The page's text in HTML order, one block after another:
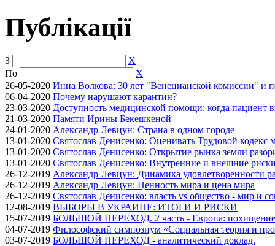
Публікації
З
X
По
X
26-05-2020 Инна Волкова: 30 лет "Венецианской комиссии" и
06-04-2020 Почему нарушают карантин?
23-03-2020 Доступность медицинской помощи: когда пациент
21-03-2020 Памяти Ирины Бекешкеной
24-01-2020 Александр Левцун: Страна в одном городе
13-01-2020 Святослав Денисенко: Оценивать Трудовой кодекс
13-01-2020 Святослав Денисенко: Открытие рынка земли
13-01-2020 Святослав Денисенко: Внутренние и внешние
26-12-2019 Александр Левцун: Динамика удовлетворенности
26-12-2019 Александр Левцун: Ценность мира и цена мира
26-12-2019 Святослав Денисенко: власть vs общество - мир и
12-08-2019 ВЫБОРЫ В УКРАИНЕ: ИТОГИ И РИСКИ
15-07-2019 БОЛЬШОЙ ПЕРЕХОД. 2 часть - Европа: похищение
04-07-2019 Философский симпозиум «Социальная теория и
03-07-2019 БОЛЬШОЙ ПЕРЕХОД - аналитический доклад.